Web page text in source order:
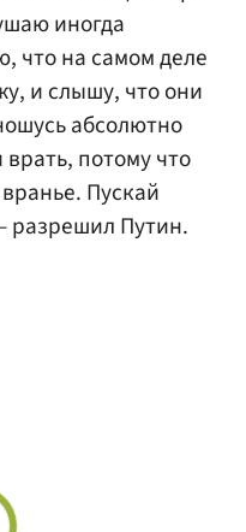
иногда
что на самом деле
и слышу, что они
абсолютно
потому что
Пускай
разрешил Путин.